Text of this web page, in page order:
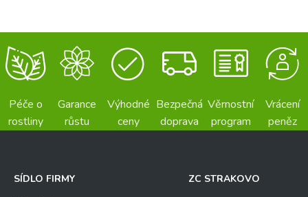
Péče o
rostliny
Garance
růstu
Výhodné
ceny
Bezpečná
doprava
Věrnostní
program
Vrácení
peněz
SÍDLO FIRMY
ZC STRAKOVO